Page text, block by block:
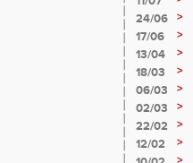
24/06 >
17/06 >
13/04 >
18/03 >
06/03 >
02/03
>
22/02 >
12/02 >